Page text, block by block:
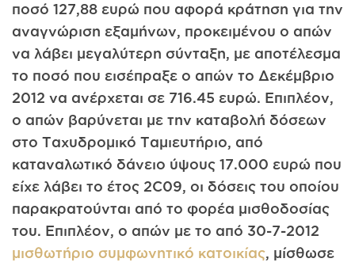
ποσό 127,88 ευρώ που αφορά κράτηση για την
αναγνώριση εξαμήνων, προκειμένου ο απών
να λάβει μεγαλύτερη σύνταξη, με αποτέλεσμα
το ποσό που εισέπραξε ο απών το Δεκέμβριο
2012 να ανέρχεται σε 716.45 ευρώ. Επιπλέον,
ο απών βαρύνεται με την καταβολή δόσεων
στο Ταχυδρομικό Ταμιευτήριο, από
καταναλωτικό δάνειο ύψους 17.000 ευρώ που
είχε λάβει το έτος 2C09, οι δόσεις του οποίου
παρακρατούνται από το φορέα μισθοδοσίας
του. Επιπλέον, ο απών με το από 30-7-2012
μισθωτήριο συμφωνητικό κατοικίας, μίσθωσε